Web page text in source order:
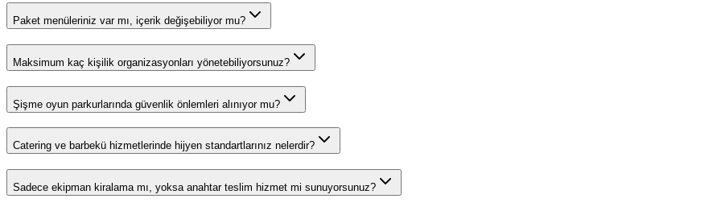
Paket menüleriniz var mı, içerik değişebiliyor mu?
Maksimum kaç kişilik organizasyonları yönetebiliyorsunuz?
Şişme oyun parkurlarında güvenlik önlemleri alınıyor mu?
Catering ve barbekü hizmetlerinde hijyen standartlarınız nelerdir?
Sadece ekipman kiralama mı, yoksa anahtar teslim hizmet mi sunuyorsunuz?